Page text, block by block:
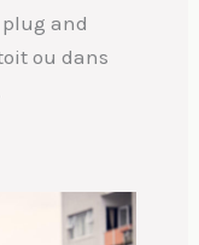
and
ou dans